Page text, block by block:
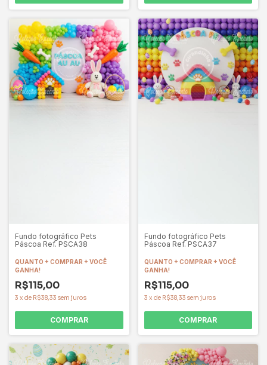
Fundo fotográfico Pets
Páscoa Ref. PSCA38
QUANTO + COMPRAR + VOCÊ
GANHA!
R$115,00
3 x de R$38,33 sem juros
COMPRAR
Fundo fotográfico Pets
Páscoa Ref. PSCA37
QUANTO + COMPRAR + VOCÊ
GANHA!
R$115,00
3 x de R$38,33 sem juros
COMPRAR